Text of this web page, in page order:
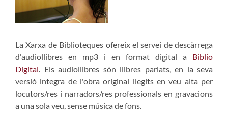
La Xarxa de Biblioteques ofereix el servei de descàrrega
d'audiollibres en mp3 i en format digital a Biblio
Digital. Els audiollibres són llibres parlats, en la seva
versió integra de l'obra original llegits en veu alta per
locutors/res i narradors/res professionals en gravacions
a una sola veu, sense música de fons.